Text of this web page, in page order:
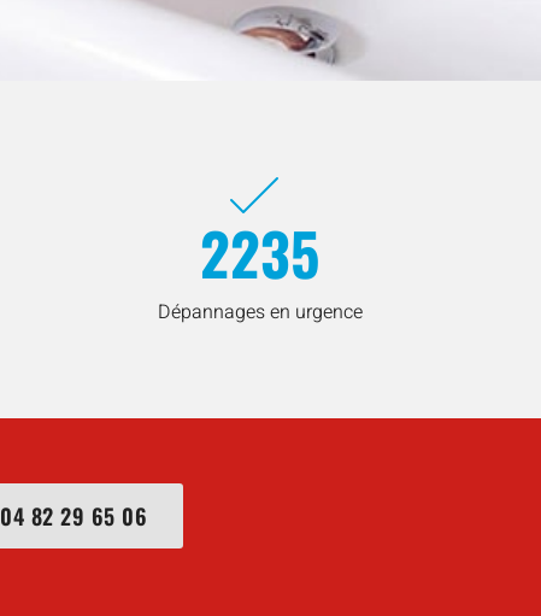
2235
Dépannages en urgence
04 82 29 65 06